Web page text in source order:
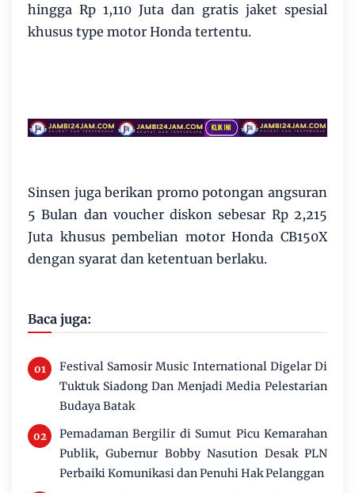
hingga Rp 1,110 Juta dan gratis jaket spesial
khusus type motor Honda tertentu.
Sinsen juga berikan promo potongan angsuran
5 Bulan dan voucher diskon sebesar Rp 2,215
Juta khusus pembelian motor Honda CB150X
dengan syarat dan ketentuan berlaku.
Baca juga:
Festival Samosir Music International Digelar Di
Tuktuk Siadong Dan Menjadi Media Pelestarian
Budaya Batak
Pemadaman Bergilir di Sumut Picu Kemarahan
Publik, Gubernur Bobby Nasution Desak PLN
Perbaiki Komunikasi dan Penuhi Hak Pelanggan